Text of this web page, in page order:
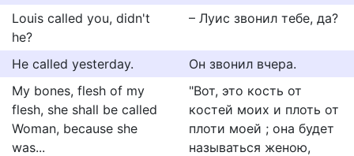
Louis called you, didn't
he?
– Луис звонил тебе, да?
He called yesterday.
Он звонил вчера.
My bones, flesh of my
flesh, she shall be called
Woman, because she
was...
"Вот, это кость от
костей моих и плоть от
плоти моей ; она будет
называться женою,